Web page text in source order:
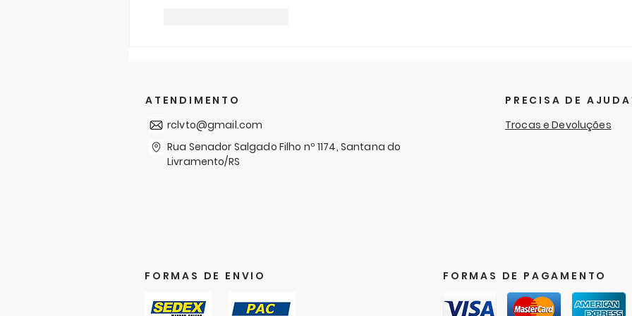
ATENDIMENTO
rclvto@gmail.com
Rua Senador Salgado Filho nº 1174, Santana do
Livramento/RS
PRECISA DE
Trocas e Devoluções
FORMAS DE ENVIO FORMAS DE PAGAMENTO